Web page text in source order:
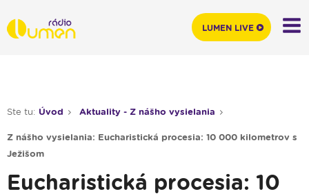
Ste tu: Úvod Aktuality - Z nášho vysielania
Z nášho vysielania: Eucharistická procesia: 10 000 kilometrov s
Ježišom
Eucharistická procesia: 10
LUMEN LIVE